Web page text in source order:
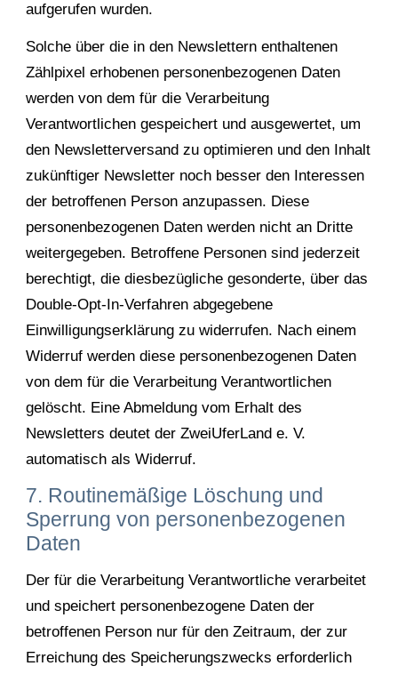
aufgerufen wurden.
Solche über die in den Newslettern enthaltenen
Zählpixel erhobenen personenbezogenen Daten
werden von dem für die Verarbeitung
Verantwortlichen gespeichert und ausgewertet, um
den Newsletterversand zu optimieren und den Inhalt
zukünftiger Newsletter noch besser den Interessen
der betroffenen Person anzupassen. Diese
personenbezogenen Daten werden nicht an Dritte
weitergegeben. Betroffene Personen sind jederzeit
berechtigt, die diesbezügliche gesonderte, über das
Double-Opt-In-Verfahren abgegebene
Einwilligungserklärung zu widerrufen. Nach einem
Widerruf werden diese personenbezogenen Daten
von dem für die Verarbeitung Verantwortlichen
gelöscht. Eine Abmeldung vom Erhalt des
Newsletters deutet der ZweiUferLand e. V.
automatisch als Widerruf.
7. Routinemäßige Löschung und
Sperrung von personenbezogenen
Daten
Der für die Verarbeitung Verantwortliche verarbeitet
und speichert personenbezogene Daten der
betroffenen Person nur für den Zeitraum, der zur
Erreichung des Speicherungszwecks erforderlich